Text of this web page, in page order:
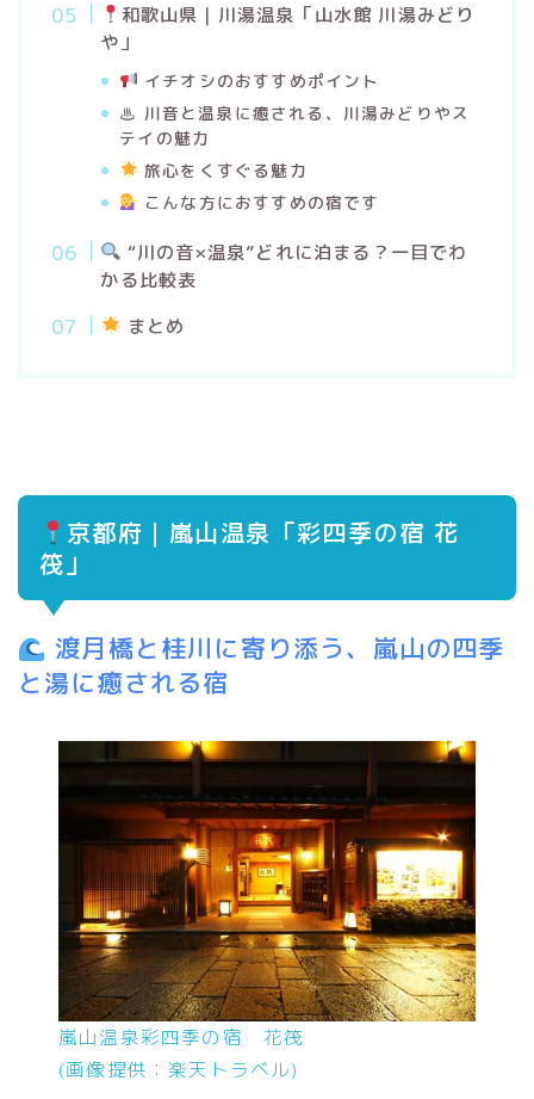
和歌山県｜川湯温泉「山水館 川湯みどり
や」
イチオシのおすすめポイント
♨ 川音と温泉に癒される、川湯みどりやス
テイの魅力
旅心をくすぐる魅力
こんな方におすすめの宿です
“川の音×温泉”どれに泊まる？一目でわ
かる比較表
まとめ
京都府｜嵐山温泉「彩四季の宿 花
筏」
渡月橋と桂川に寄り添う、嵐山の四季
と湯に癒される宿
嵐山温泉彩四季の宿 花筏
(画像提供：楽天トラベル)